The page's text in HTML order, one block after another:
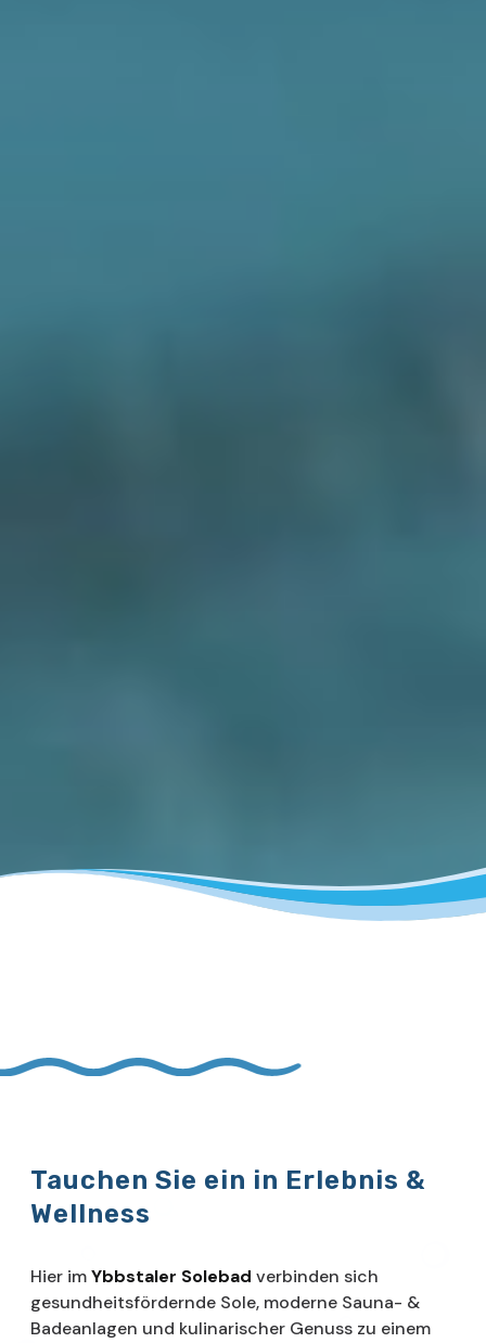
Tauchen Sie ein in Erlebnis &
Wellness
Hier imYbbstaler Solebad verbinden sich
gesundheitsfördernde Sole, moderne Sauna- &
Badeanlagen und kulinarischer Genuss zu einem